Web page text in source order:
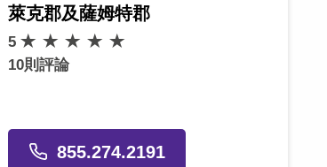
萊克郡及薩姆特郡
5
10則評論
855.274.2191